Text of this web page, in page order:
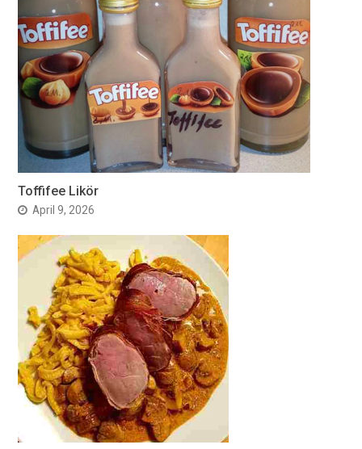
Toffifee Likör
April 9, 2026